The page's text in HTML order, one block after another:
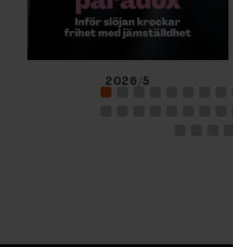
2026/5